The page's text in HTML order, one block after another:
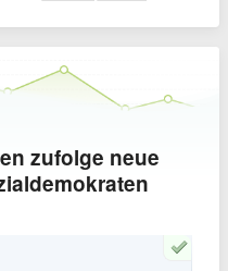
zufolge neue